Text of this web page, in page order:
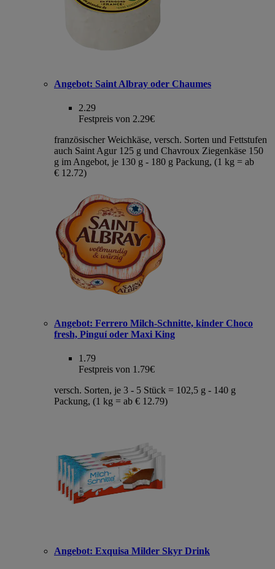
Angebot: Saint Albray oder Chaumes
2.29
Festpreis von 2.29€
französischer Weichkäse, versch. Sorten und Fettstufen
auch Saint Agur 125 g und Chavroux Ziegenkäse 150
g im Angebot, je 130 g - 180 g Packung, (1 kg = ab
€ 12.72)
Angebot: Ferrero Milch-Schnitte, kinder Choco
fresh, Pinguí oder Maxi King
1.79
Festpreis von 1.79€
versch. Sorten, je 3 - 5 Stück = 102,5 g - 140 g
Packung, (1 kg = ab € 12.79)
Angebot: Exquisa Milder Skyr Drink